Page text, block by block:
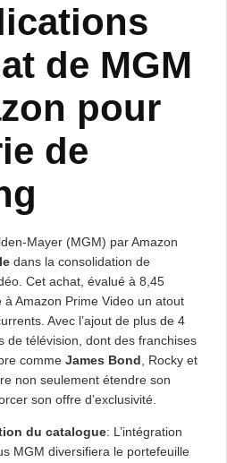
de MGM
pour
de
Mayer (MGM) par Amazon
dans la consolidation de
Cet achat, évalué à 8,45
Amazon Prime Video un atout
Avec l’ajout de plus de 4
de télévision, dont des franchises
comme James Bond, Rocky et
non seulement étendre son
son offre d’exclusivité.
du catalogue: L’intégration
MGM diversifiera le portefeuille